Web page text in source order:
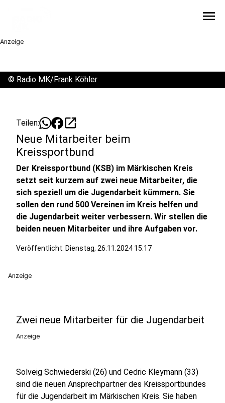
menu
Anzeige
© Radio MK/Frank Köhler
Teilen: open_in_new
Neue Mitarbeiter beim
Kreissportbund
Der Kreissportbund (KSB) im Märkischen Kreis
setzt seit kurzem auf zwei neue Mitarbeiter, die
sich speziell um die Jugendarbeit kümmern. Sie
sollen den rund 500 Vereinen im Kreis helfen und
die Jugendarbeit weiter verbessern. Wir stellen die
beiden neuen Mitarbeiter und ihre Aufgaben vor.
Veröffentlicht: Dienstag, 26.11.2024 15:17
Anzeige
Zwei neue Mitarbeiter für die Jugendarbeit
Anzeige
Solveig Schwiederski (26) und Cedric Kleymann (33)
sind die neuen Ansprechpartner des Kreissportbundes
für die Jugendarbeit im Märkischen Kreis. Sie haben